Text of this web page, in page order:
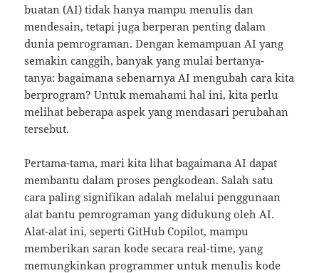
buatan (AI) tidak hanya mampu menulis dan
mendesain, tetapi juga berperan penting dalam
dunia pemrograman. Dengan kemampuan AI yang
semakin canggih, banyak yang mulai bertanya-
tanya: bagaimana sebenarnya AI mengubah cara kita
berprogram? Untuk memahami hal ini, kita perlu
melihat beberapa aspek yang mendasari perubahan
tersebut.
Pertama-tama, mari kita lihat bagaimana AI dapat
membantu dalam proses pengkodean. Salah satu
cara paling signifikan adalah melalui penggunaan
alat bantu pemrograman yang didukung oleh AI.
Alat-alat ini, seperti GitHub Copilot, mampu
memberikan saran kode secara real-time, yang
memungkinkan programmer untuk menulis kode